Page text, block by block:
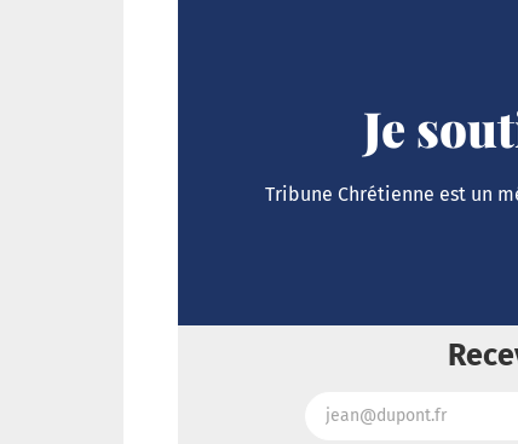
Je
Tribune Chrétienne est un